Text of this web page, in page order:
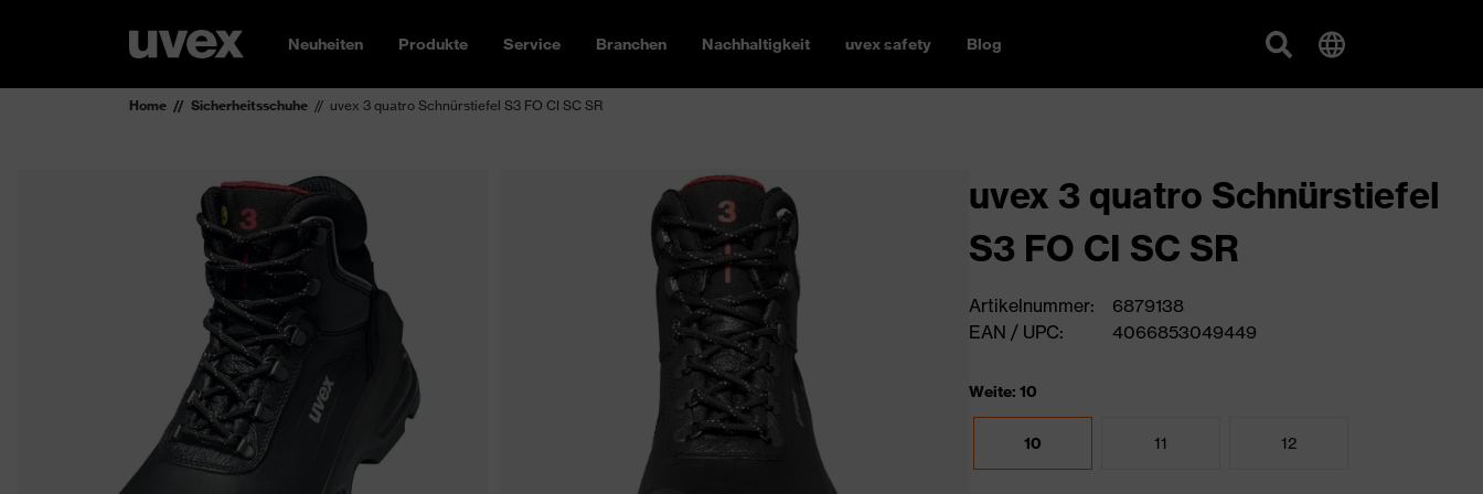
Neuheiten Produkte Service Branchen Nachhaltigkeit uvex safety Blog
Home Sicherheitsschuhe uvex 3 quatro Schnürstiefel S3 FO CI SC SR
uvex 3 quatro Schnürstiefel
S3 FO CI SC SR
Artikelnummer:
6879138
EAN / UPC:
4066853049449
Weite: 10
10 11 12